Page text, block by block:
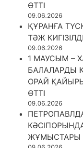
ӨТТІ
09.06.2026
ҚҰРАНҒА
ТӘЖ КИГІЗІЛДІ
09.06.2026
1 МАУСЫМ –
БАЛАЛАРДЫ
ОРАЙ
ӨТТІ
09.06.2026
ЖҰМЫСТАРЫ